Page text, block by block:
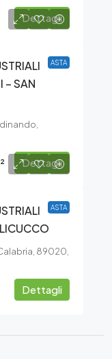
Dettagli
ASTA
– SAN
Dettagli
ASTA
89020,
Dettagli